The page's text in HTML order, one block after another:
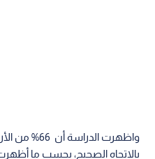
واظهرت
بالاتجاه الصحيح، بحسب ما